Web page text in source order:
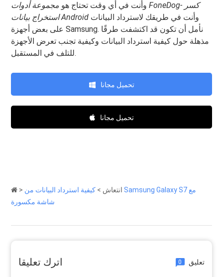
وأنت في أي وقت تحتاج هو مجموعة أدوات FoneDog- كسر
استخراج بيانات Android وأنت في طريقك لاسترداد البيانات
على بعض أجهزة Samsung. نأمل أن تكون قد اكتشفت طرقًا
مذهلة حول كيفية استرداد البيانات وكيفية تجنب تعرض الأجهزة
للتلف في المستقبل.
تحميل مجانا
تحميل مجانا
> انتعاش > كيفية استرداد البيانات من Samsung Galaxy S7 مع
شاشة مكسورة
اترك تعليقا 0 تعليق